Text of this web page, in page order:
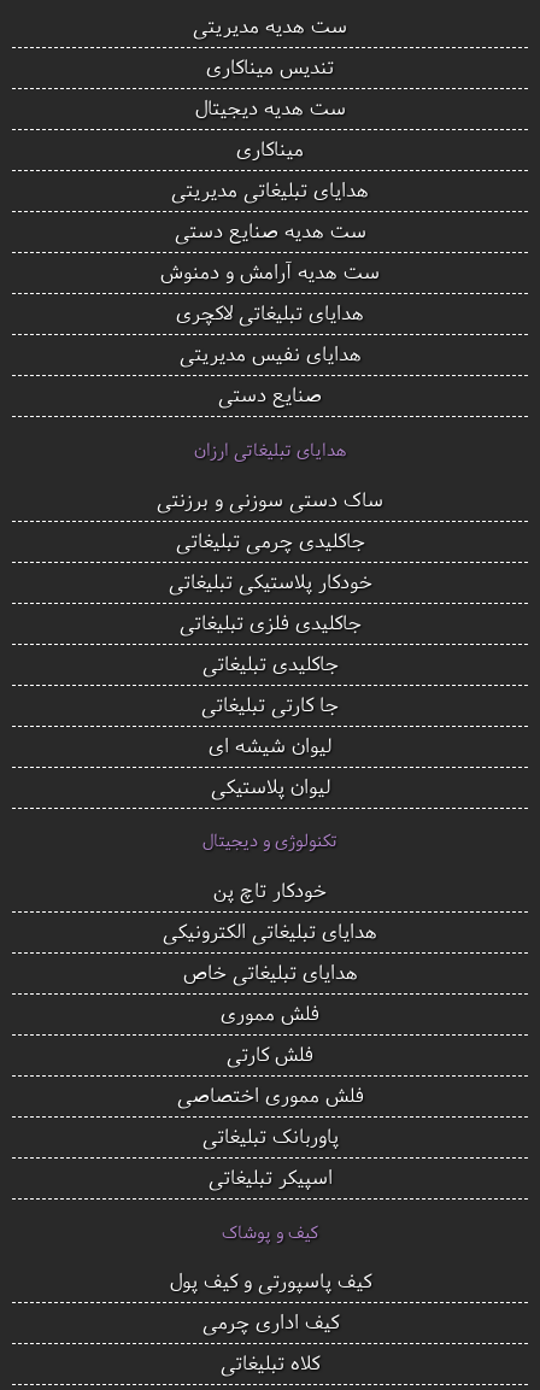
ست هدیه مدیریتی
تندیس میناکاری
ست هدیه دیجیتال
میناکاری
هدایای تبلیغاتی مدیریتی
ست هدیه صنایع دستی
ست هدیه آرامش و دمنوش
هدایای تبلیغاتی لاکچری
هدایای نفیس مدیریتی
صنایع دستی
هدایای تبلیغاتی ارزان
ساک دستی سوزنی و برزنتی
جاکلیدی چرمی تبلیغاتی
خودکار پلاستیکی تبلیغاتی
جاکلیدی فلزی تبلیغاتی
جاکلیدی تبلیغاتی
جا کارتی تبلیغاتی
لیوان شیشه ای
لیوان پلاستیکی
تکنولوژی و دیجیتال
خودکار تاچ پن
هدایای تبلیغاتی الکترونیکی
هدایای تبلیغاتی خاص
فلش مموری
فلش کارتی
فلش مموری اختصاصی
پاوربانک تبلیغاتی
اسپیکر تبلیغاتی
کیف و پوشاک
کیف پاسپورتی و کیف پول
کیف اداری چرمی
کلاه تبلیغاتی